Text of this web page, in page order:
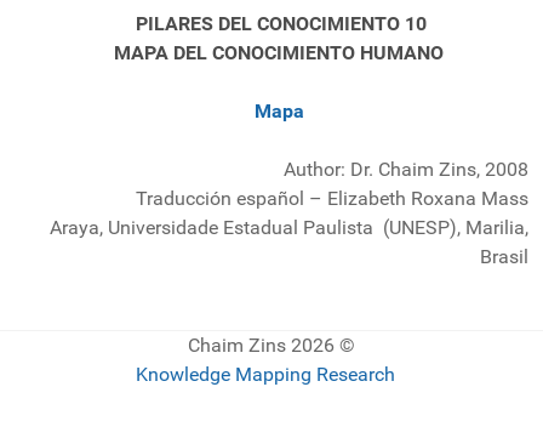
10 PILARES DEL CONOCIMIENTO
MAPA DEL CONOCIMIENTO HUMANO
Mapa
Author: Dr. Chaim Zins, 2008
Traducción español – Elizabeth Roxana Mass
Araya, Universidade Estadual Paulista (UNESP), Marilia,
Brasil
© 2026 Chaim Zins
Knowledge Mapping Research